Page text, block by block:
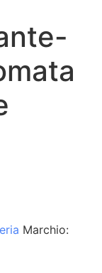
Marchio: